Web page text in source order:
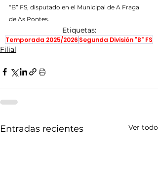
“B” FS, disputado en el Municipal de A Fraga
de As Pontes.
Etiquetas:
Temporada 2025/2026 Segunda División "B" FS
Filial
Entradas recientes Ver todo